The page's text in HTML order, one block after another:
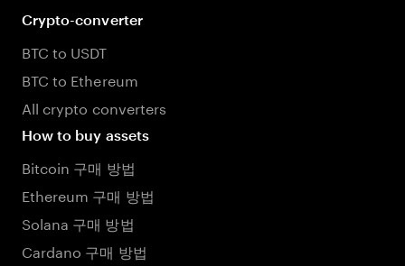
Crypto-converter
BTC to USDT
BTC to Ethereum
All crypto converters
How to buy assets
Bitcoin 구매 방법
Ethereum 구매 방법
Solana 구매 방법
Cardano 구매 방법